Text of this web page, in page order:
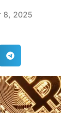
8, 2025